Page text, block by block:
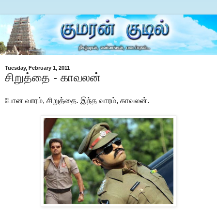
Tuesday, February 1, 2011
சிறுத்தை - காவலன்
போன வாரம், சிறுத்தை. இந்த வாரம், காவலன்.